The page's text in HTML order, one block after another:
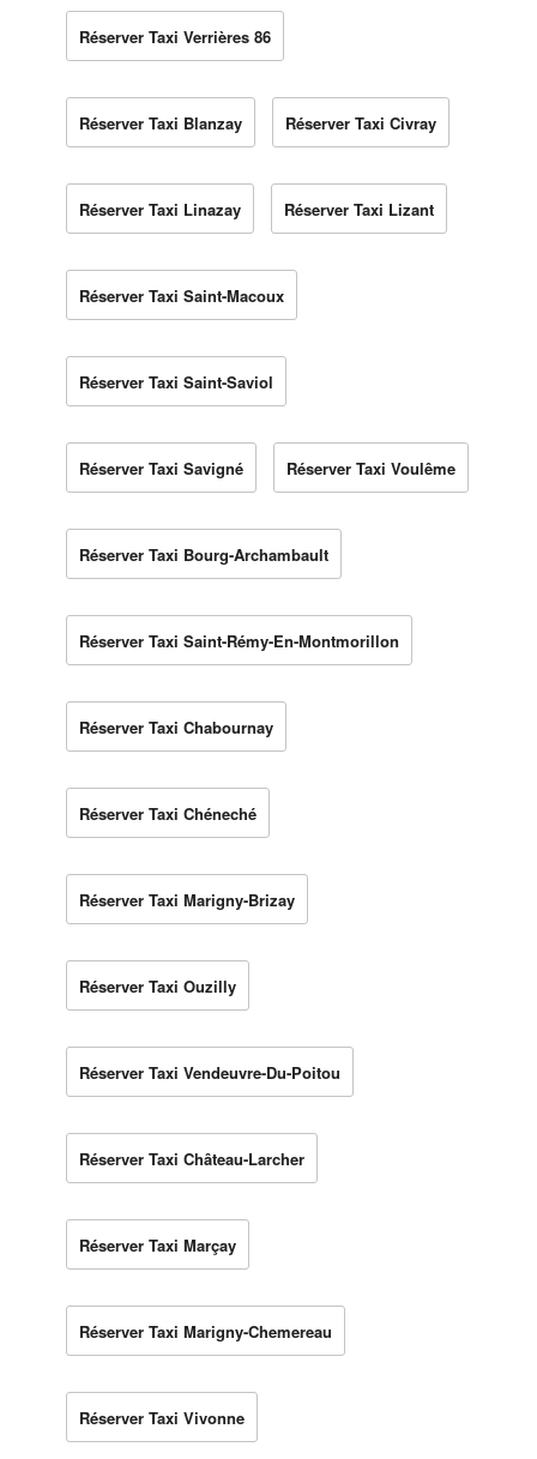
Réserver Taxi Verrières 86
Réserver Taxi Blanzay Réserver Taxi Civray
Réserver Taxi Linazay Réserver Taxi Lizant
Réserver Taxi Saint-Macoux
Réserver Taxi Saint-Saviol
Réserver Taxi Savigné Réserver Taxi Voulême
Réserver Taxi Bourg-Archambault
Réserver Taxi Saint-Rémy-En-Montmorillon
Réserver Taxi Chabournay
Réserver Taxi Chéneché
Réserver Taxi Marigny-Brizay
Réserver Taxi Ouzilly
Réserver Taxi Vendeuvre-Du-Poitou
Réserver Taxi Château-Larcher
Réserver Taxi Marçay
Réserver Taxi Marigny-Chemereau
Réserver Taxi Vivonne